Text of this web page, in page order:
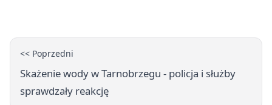
<< Poprzedni
Skażenie wody w Tarnobrzegu - policja i służby
sprawdzały reakcję